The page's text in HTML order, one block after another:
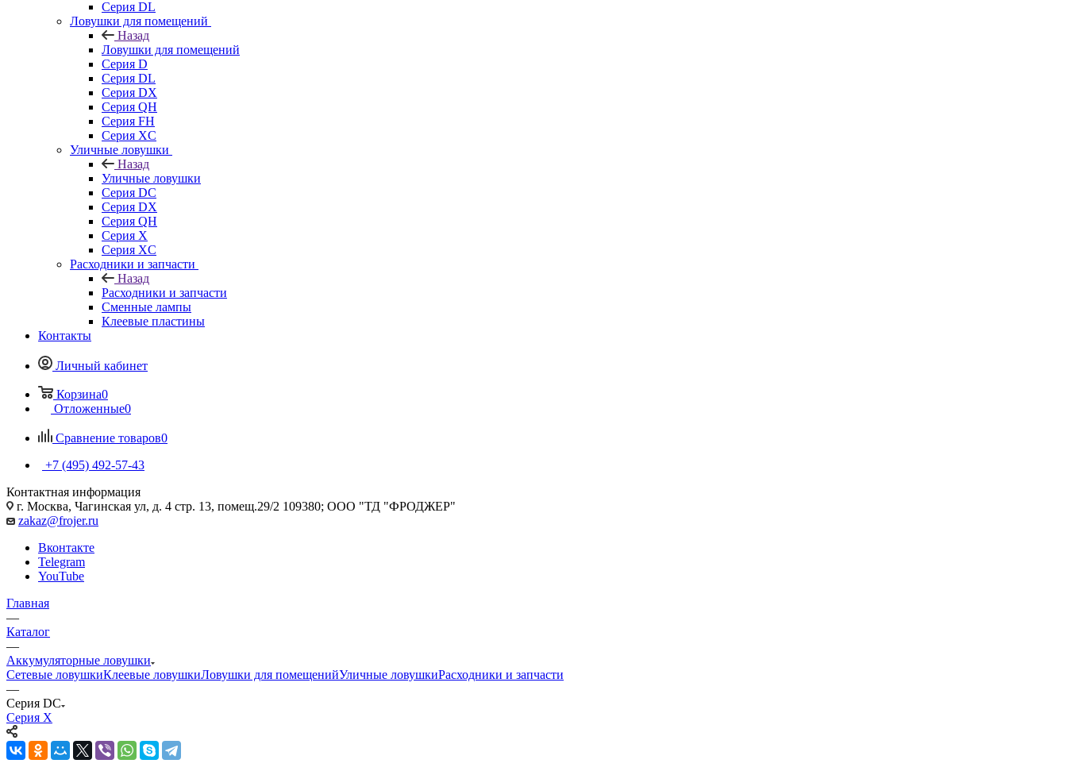
Серия DL
Ловушки для помещений
Назад
Ловушки для помещений
Серия D
Серия DL
Серия DX
Серия QH
Серия FH
Серия XC
Уличные ловушки
Назад
Уличные ловушки
Серия DC
Серия DX
Серия QH
Серия X
Серия XC
Расходники и запчасти
Назад
Расходники и запчасти
Сменные лампы
Клеевые пластины
Контакты
Личный кабинет
Корзина0
Отложенные0
Сравнение товаров0
+7 (495) 492-57-43
Контактная информация
г. Москва, Чагинская ул, д. 4 стр. 13, помещ.29/2 109380; ООО "ТД "ФРОДЖЕР"
zakaz@frojer.ru
Вконтакте
Telegram
YouTube
Главная
—
Каталог
—
Аккумуляторные ловушки
Сетевые ловушкиКлеевые ловушкиЛовушки для помещенийУличные ловушкиРасходники и запчасти
—
Серия DC
Серия X